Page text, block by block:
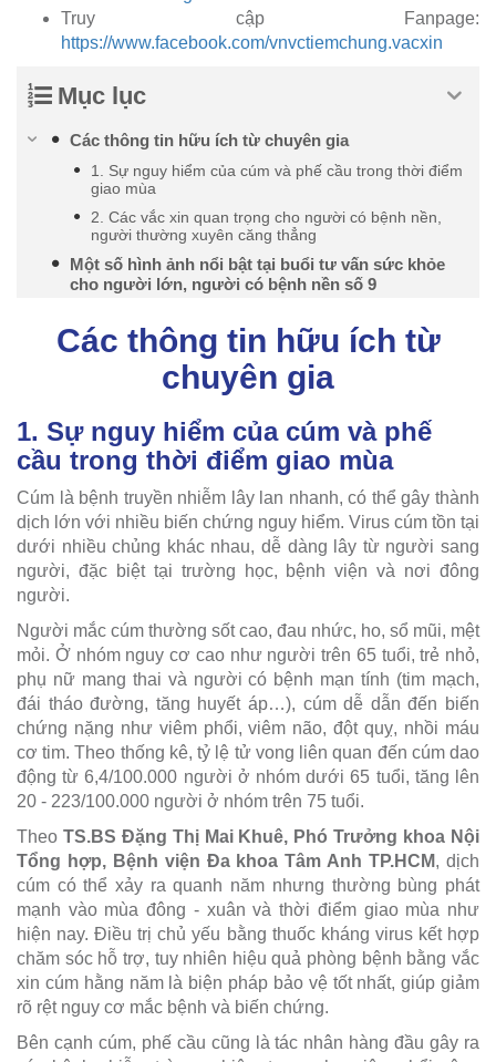
Truy cập Fanpage:
https://www.facebook.com/vnvctiemchung.vacxin
Mục lục
Các thông tin hữu ích từ chuyên gia
1. Sự nguy hiểm của cúm và phế cầu trong thời điểm
giao mùa
2. Các vắc xin quan trọng cho người có bệnh nền,
người thường xuyên căng thẳng
Một số hình ảnh nổi bật tại buổi tư vấn sức khỏe
cho người lớn, người có bệnh nền số 9
Các thông tin hữu ích từ
chuyên gia
1. Sự nguy hiểm của cúm và phế
cầu trong thời điểm giao mùa
Cúm là bệnh truyền nhiễm lây lan nhanh, có thể gây thành
dịch lớn với nhiều biến chứng nguy hiểm. Virus cúm tồn tại
dưới nhiều chủng khác nhau, dễ dàng lây từ người sang
người, đặc biệt tại trường học, bệnh viện và nơi đông
người.
Người mắc cúm thường sốt cao, đau nhức, ho, sổ mũi, mệt
mỏi. Ở nhóm nguy cơ cao như người trên 65 tuổi, trẻ nhỏ,
phụ nữ mang thai và người có bệnh mạn tính (tim mạch,
đái tháo đường, tăng huyết áp…), cúm dễ dẫn đến biến
chứng nặng như viêm phổi, viêm não, đột quỵ, nhồi máu
cơ tim. Theo thống kê, tỷ lệ tử vong liên quan đến cúm dao
động từ 6,4/100.000 người ở nhóm dưới 65 tuổi, tăng lên
20 - 223/100.000 người ở nhóm trên 75 tuổi.
Theo TS.BS Đặng Thị Mai Khuê, Phó Trưởng khoa Nội
Tổng hợp, Bệnh viện Đa khoa Tâm Anh TP.HCM, dịch
cúm có thể xảy ra quanh năm nhưng thường bùng phát
mạnh vào mùa đông - xuân và thời điểm giao mùa như
hiện nay. Điều trị chủ yếu bằng thuốc kháng virus kết hợp
chăm sóc hỗ trợ, tuy nhiên hiệu quả phòng bệnh bằng vắc
xin cúm hằng năm là biện pháp bảo vệ tốt nhất, giúp giảm
rõ rệt nguy cơ mắc bệnh và biến chứng.
Bên cạnh cúm, phế cầu cũng là tác nhân hàng đầu gây ra